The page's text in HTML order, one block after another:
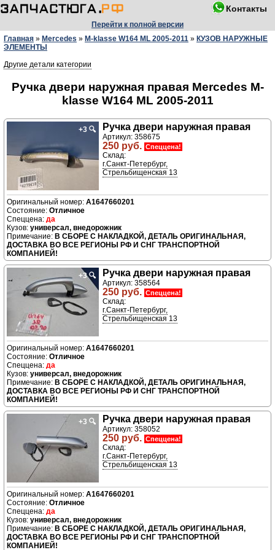
Контакты
Перейти к полной версии
Главная » Mercedes » M-klasse W164 ML 2005-2011 » КУЗОВ НАРУЖНЫЕ
ЭЛЕМЕНТЫ
Другие детали категории
Ручка двери наружная правая Mercedes M-
klasse W164 ML 2005-2011
+3 🔍 Ручка двери наружная правая
Артикул: 358675
250 руб. Спеццена!
Склад:
г.Санкт-Петербург,
Стрельбищенская 13
A1647660201
Отличное
да
универсал, внедорожник
В СБОРЕ С НАКЛАДКОЙ, ДЕТАЛЬ ОРИГИНАЛЬНАЯ,
ДОСТАВКА ВО ВСЕ РЕГИОНЫ РФ И СНГ ТРАНСПОРТНОЙ
КОМПАНИЕЙ!
+3🔍 Ручка двери наружная правая
Артикул: 358564
250 руб. Спеццена!
Склад:
г.Санкт-Петербург,
Стрельбищенская 13
A1647660201
Отличное
да
универсал, внедорожник
В СБОРЕ С НАКЛАДКОЙ, ДЕТАЛЬ ОРИГИНАЛЬНАЯ,
ДОСТАВКА ВО ВСЕ РЕГИОНЫ РФ И СНГ ТРАНСПОРТНОЙ
КОМПАНИЕЙ!
+3 🔍 Ручка двери наружная правая
Артикул: 358052
250 руб. Спеццена!
Склад:
г.Санкт-Петербург,
Стрельбищенская 13
A1647660201
Отличное
да
универсал, внедорожник
В СБОРЕ С НАКЛАДКОЙ, ДЕТАЛЬ ОРИГИНАЛЬНАЯ,
ДОСТАВКА ВО ВСЕ РЕГИОНЫ РФ И СНГ ТРАНСПОРТНОЙ
КОМПАНИЕЙ!